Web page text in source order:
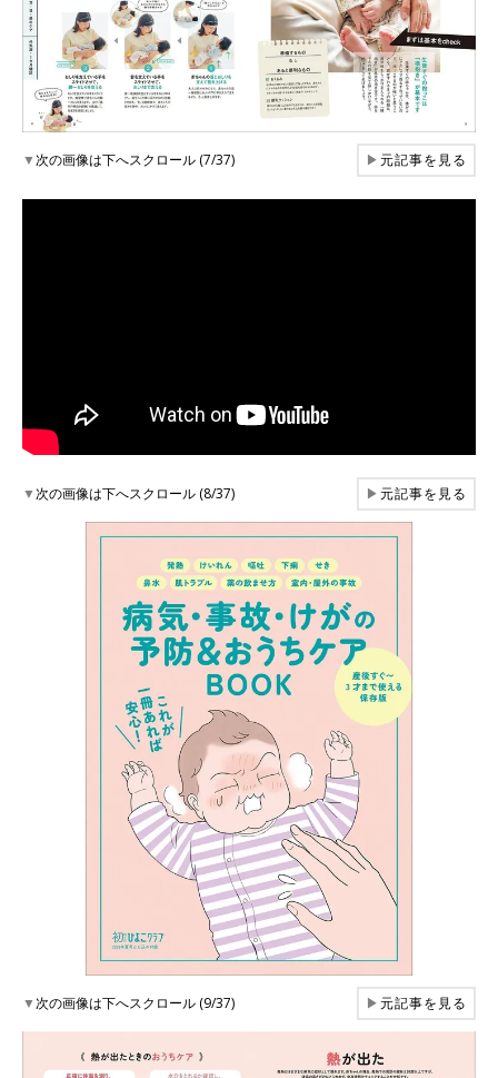
▼次の画像は下へスクロール (7/37) ▶元記事を見る
▼次の画像は下へスクロール (8/37) ▶元記事を見る
▼次の画像は下へスクロール (9/37) ▶元記事を見る